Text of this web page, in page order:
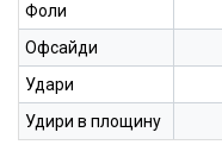
Фоли
Офсайди
Удари
Удири в площину